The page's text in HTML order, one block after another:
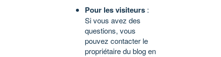
Pour les visiteurs :
Si vous avez des
questions, vous
pouvez contacter le
propriétaire du blog en